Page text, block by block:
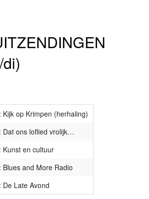
: Kijk op Krimpen (herhaling)
: Dat ons loflied vrolijk…
: Kunst en cultuur
: Blues and More Radio
: De Late Avond